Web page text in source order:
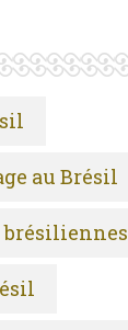
au Brésil
brésiliennes